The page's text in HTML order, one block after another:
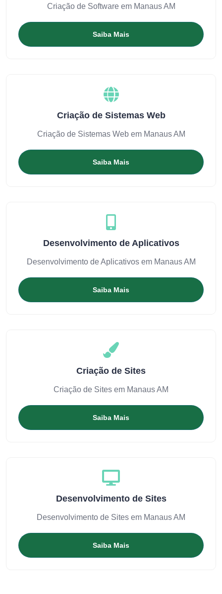
Criação de Software em Manaus AM
Saiba Mais
Criação de Sistemas Web
Criação de Sistemas Web em Manaus AM
Saiba Mais
Desenvolvimento de Aplicativos
Desenvolvimento de Aplicativos em Manaus AM
Saiba Mais
Criação de Sites
Criação de Sites em Manaus AM
Saiba Mais
Desenvolvimento de Sites
Desenvolvimento de Sites em Manaus AM
Saiba Mais